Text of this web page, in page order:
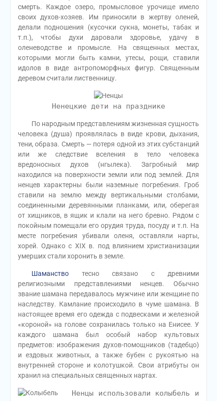
смерть. Каждое озеро, промысловое урочище имело
своих духов-хозяев. Им приносили в жертву оленей,
делали подношения (кусочки сукна, монеты, табак и
т.п.), чтобы духи даровали здоровье, удачу в
оленеводстве и промысле. На священных местах,
которыми могли быть камни, утесы, рощи, ставили
идолов в виде антропоморфных фигур. Священным
деревом считали лиственницу.
Ненецкие дети на празднике
По народным представлениям жизненная сущность
человека (душа) проявлялась в виде крови, дыхания,
тени, образа. Смерть — потеря одной из этих субстанций
или же следствие вселения в тело человека
вредоносных духов (нгылека). Загробный мир
находился на поверхности земли или под землей. Для
ненцев характерны были наземные погребения. Гроб
ставили на землю между вертикальными столбами,
соединенными деревянными планками, или, оберегая
от хищников, в ящик и клали на него бревно. Рядом с
покойным помещали его орудия труда, посуду и т.п. На
месте погребения убивали оленя, оставляли нарты,
хорей. Однако с XIX в. под влиянием христианизации
умерших стали хоронить в земле.
Шаманствотесно связано с древними
религиозными представлениями ненцев. Обычно
звание шамана передавалось мужчине или женщине по
наследству. Камлание происходило в чуме шамана. В
настоящее время его одежда с подвесками и железной
«короной» на голове сохранилась только на Енисее. У
каждого шамана был особый набор культовых
предметов: изображения духов-помощников (тадебцо)
и ездовых животных, а также бубен с рукоятью на
внутренней стороне и колотушкой. Свои атрибуты он
хранил на специальных священных нартах.
Ненцы использовали колыбель и